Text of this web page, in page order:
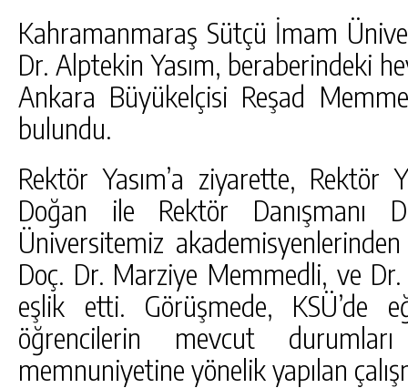
Kahramanmaraş Sütçü İmam
Dr. Alptekin Yasım, beraberindeki
Ankara Büyükelçisi Reşad
bulundu.
Rektör Yasım’a ziyarette, Rektör
Doğan ile Rektör
Üniversitemiz
Doç. Dr. Marziye Memmedli, ve
eşlik etti. Görüşmede, KSÜ’de
öğrencilerin mevcut
memnuniyetine yönelik yapılan
GÜNLÜK HABER AKIŞI
GÖKSUN HAFIZLIK KIZ KUR’AN KURSU
ÖĞRENCILERINE DARENDE GEZISI.